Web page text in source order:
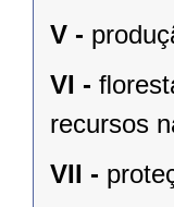
V -
VI -
recursos
VII -